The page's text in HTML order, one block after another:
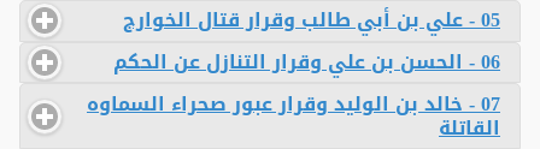
05 - علي بن أبي طالب وقرار قتال الخوارج
06 - الحسن بن علي وقرار التنازل عن الحكم
07 - خالد بن الوليد وقرار عبور صحراء السماوه
القاتلة